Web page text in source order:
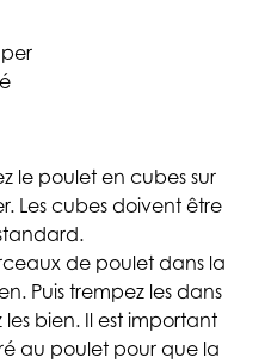
le poulet en cubes sur
Les cubes doivent être
de poulet dans la
Puis trempez les dans
bien. Il est important
au poulet pour que la